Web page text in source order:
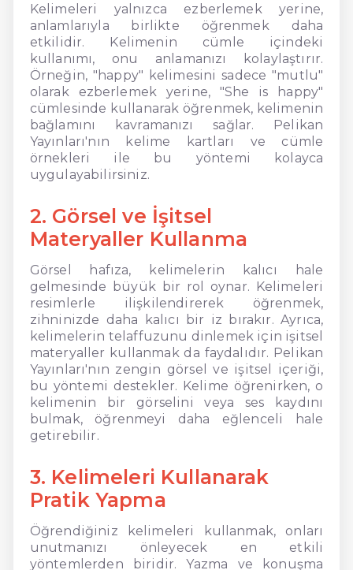
Kelimeleri yalnızca ezberlemek yerine,
anlamlarıyla birlikte öğrenmek daha
etkilidir. Kelimenin cümle içindeki
kullanımı, onu anlamanızı kolaylaştırır.
Örneğin, "happy" kelimesini sadece "mutlu"
olarak ezberlemek yerine, "She is happy"
cümlesinde kullanarak öğrenmek, kelimenin
bağlamını kavramanızı sağlar. Pelikan
Yayınları'nın kelime kartları ve cümle
örnekleri ile bu yöntemi kolayca
uygulayabilirsiniz.
2. Görsel ve İşitsel
Materyaller Kullanma
Görsel hafıza, kelimelerin kalıcı hale
gelmesinde büyük bir rol oynar. Kelimeleri
resimlerle ilişkilendirerek öğrenmek,
zihninizde daha kalıcı bir iz bırakır. Ayrıca,
kelimelerin telaffuzunu dinlemek için işitsel
materyaller kullanmak da faydalıdır. Pelikan
Yayınları'nın zengin görsel ve işitsel içeriği,
bu yöntemi destekler. Kelime öğrenirken, o
kelimenin bir görselini veya ses kaydını
bulmak, öğrenmeyi daha eğlenceli hale
getirebilir.
3. Kelimeleri Kullanarak
Pratik Yapma
Öğrendiğiniz kelimeleri kullanmak, onları
unutmanızı önleyecek en etkili
yöntemlerden biridir. Yazma ve konuşma